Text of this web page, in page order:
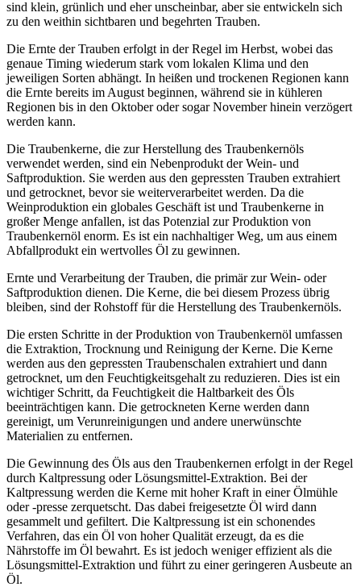
sind klein, grünlich und eher unscheinbar, aber sie entwickeln sich
zu den weithin sichtbaren und begehrten Trauben.
Die Ernte der Trauben erfolgt in der Regel im Herbst, wobei das
genaue Timing wiederum stark vom lokalen Klima und den
jeweiligen Sorten abhängt. In heißen und trockenen Regionen kann
die Ernte bereits im August beginnen, während sie in kühleren
Regionen bis in den Oktober oder sogar November hinein verzögert
werden kann.
Die Traubenkerne, die zur Herstellung des Traubenkernöls
verwendet werden, sind ein Nebenprodukt der Wein- und
Saftproduktion. Sie werden aus den gepressten Trauben extrahiert
und getrocknet, bevor sie weiterverarbeitet werden. Da die
Weinproduktion ein globales Geschäft ist und Traubenkerne in
großer Menge anfallen, ist das Potenzial zur Produktion von
Traubenkernöl enorm. Es ist ein nachhaltiger Weg, um aus einem
Abfallprodukt ein wertvolles Öl zu gewinnen.
Ernte und Verarbeitung der Trauben, die primär zur Wein- oder
Saftproduktion dienen. Die Kerne, die bei diesem Prozess übrig
bleiben, sind der Rohstoff für die Herstellung des Traubenkernöls.
Die ersten Schritte in der Produktion von Traubenkernöl umfassen
die Extraktion, Trocknung und Reinigung der Kerne. Die Kerne
werden aus den gepressten Traubenschalen extrahiert und dann
getrocknet, um den Feuchtigkeitsgehalt zu reduzieren. Dies ist ein
wichtiger Schritt, da Feuchtigkeit die Haltbarkeit des Öls
beeinträchtigen kann. Die getrockneten Kerne werden dann
gereinigt, um Verunreinigungen und andere unerwünschte
Materialien zu entfernen.
Die Gewinnung des Öls aus den Traubenkernen erfolgt in der Regel
durch Kaltpressung oder Lösungsmittel-Extraktion. Bei der
Kaltpressung werden die Kerne mit hoher Kraft in einer Ölmühle
oder -presse zerquetscht. Das dabei freigesetzte Öl wird dann
gesammelt und gefiltert. Die Kaltpressung ist ein schonendes
Verfahren, das ein Öl von hoher Qualität erzeugt, da es die
Nährstoffe im Öl bewahrt. Es ist jedoch weniger effizient als die
Lösungsmittel-Extraktion und führt zu einer geringeren Ausbeute an
Öl.